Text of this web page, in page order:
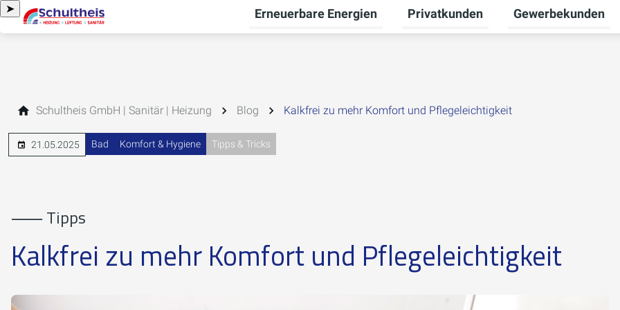
➤ Erneuerbare Energien
Untermenü für Erneuerbare Energien
Privatkunden
Untermenü für
Gewerbekunden
Schultheis GmbH | Sanitär | Heizung Blog Kalkfrei zu mehr Komfort und Pflegeleichtigkeit
21.05.2025 Bad Komfort & Hygiene Tipps & Tricks
⸺ Tipps
Kalkfrei zu mehr Komfort und Pflegeleichtigkeit